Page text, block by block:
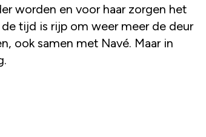
worden en voor haar zorgen het
tijd is rijp om weer meer de deur
ook samen met Navé. Maar in